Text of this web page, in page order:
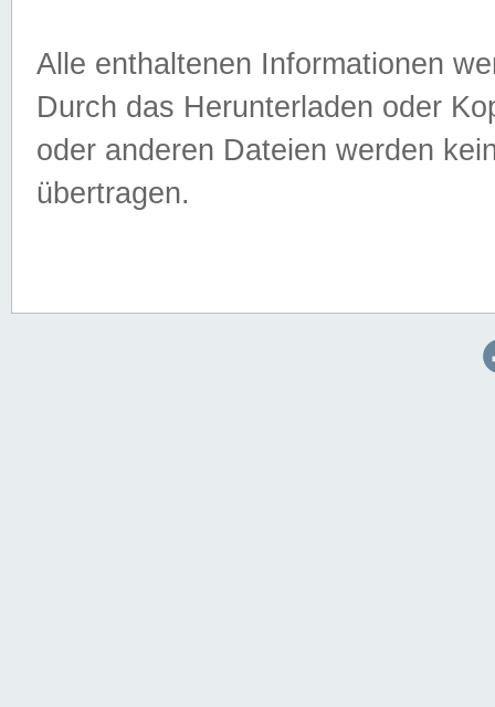
Alle enthaltenen Informationen
Durch das Herunterladen oder
oder anderen Dateien werden
übertragen.